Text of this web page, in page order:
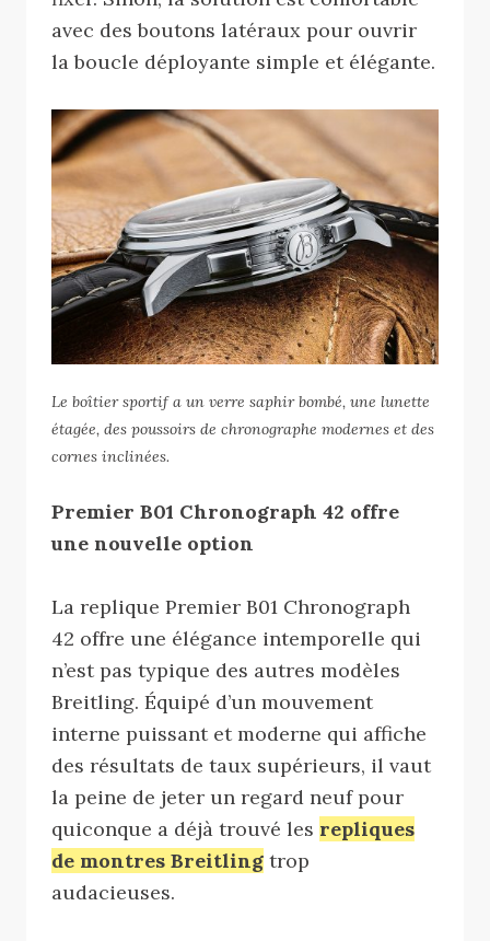
avec des boutons latéraux pour ouvrir
la boucle déployante simple et élégante.
Le boîtier sportif a un verre saphir bombé, une lunette
étagée, des poussoirs de chronographe modernes et des
cornes inclinées.
Premier B01 Chronograph 42 offre
une nouvelle option
La replique Premier B01 Chronograph
42 offre une élégance intemporelle qui
n’est pas typique des autres modèles
Breitling. Équipé d’un mouvement
interne puissant et moderne qui affiche
des résultats de taux supérieurs, il vaut
la peine de jeter un regard neuf pour
quiconque a déjà trouvé les repliques
de montres Breitling trop
audacieuses.